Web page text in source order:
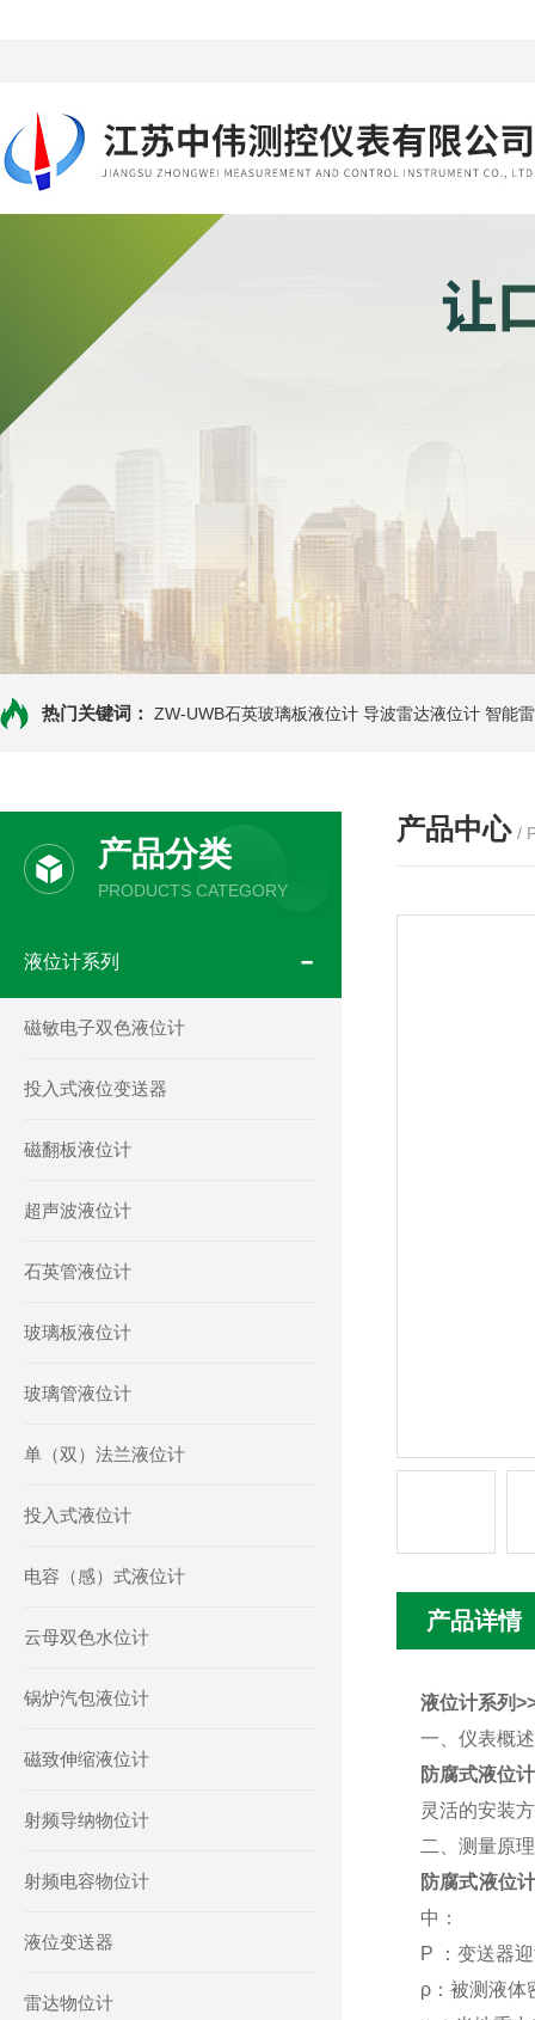
热门关键词： ZW-UWB石英玻璃板液位计 导波雷达液位计 智能
产品分类
PRODUCTS CATEGORY
液位计系列
磁敏电子双色液位计
投入式液位变送器
磁翻板液位计
超声波液位计
石英管液位计
玻璃板液位计
玻璃管液位计
单（双）法兰液位计
投入式液位计
电容（感）式液位计
云母双色水位计
锅炉汽包液位计
磁致伸缩液位计
射频导纳物位计
射频电容物位计
液位变送器
雷达物位计
产品中心 /
产品详情
液位计系列
一、仪表概
防腐式液位计
灵活的安装
二、测量原
防腐式液位
中：
P ：变送器
ρ：被测液体